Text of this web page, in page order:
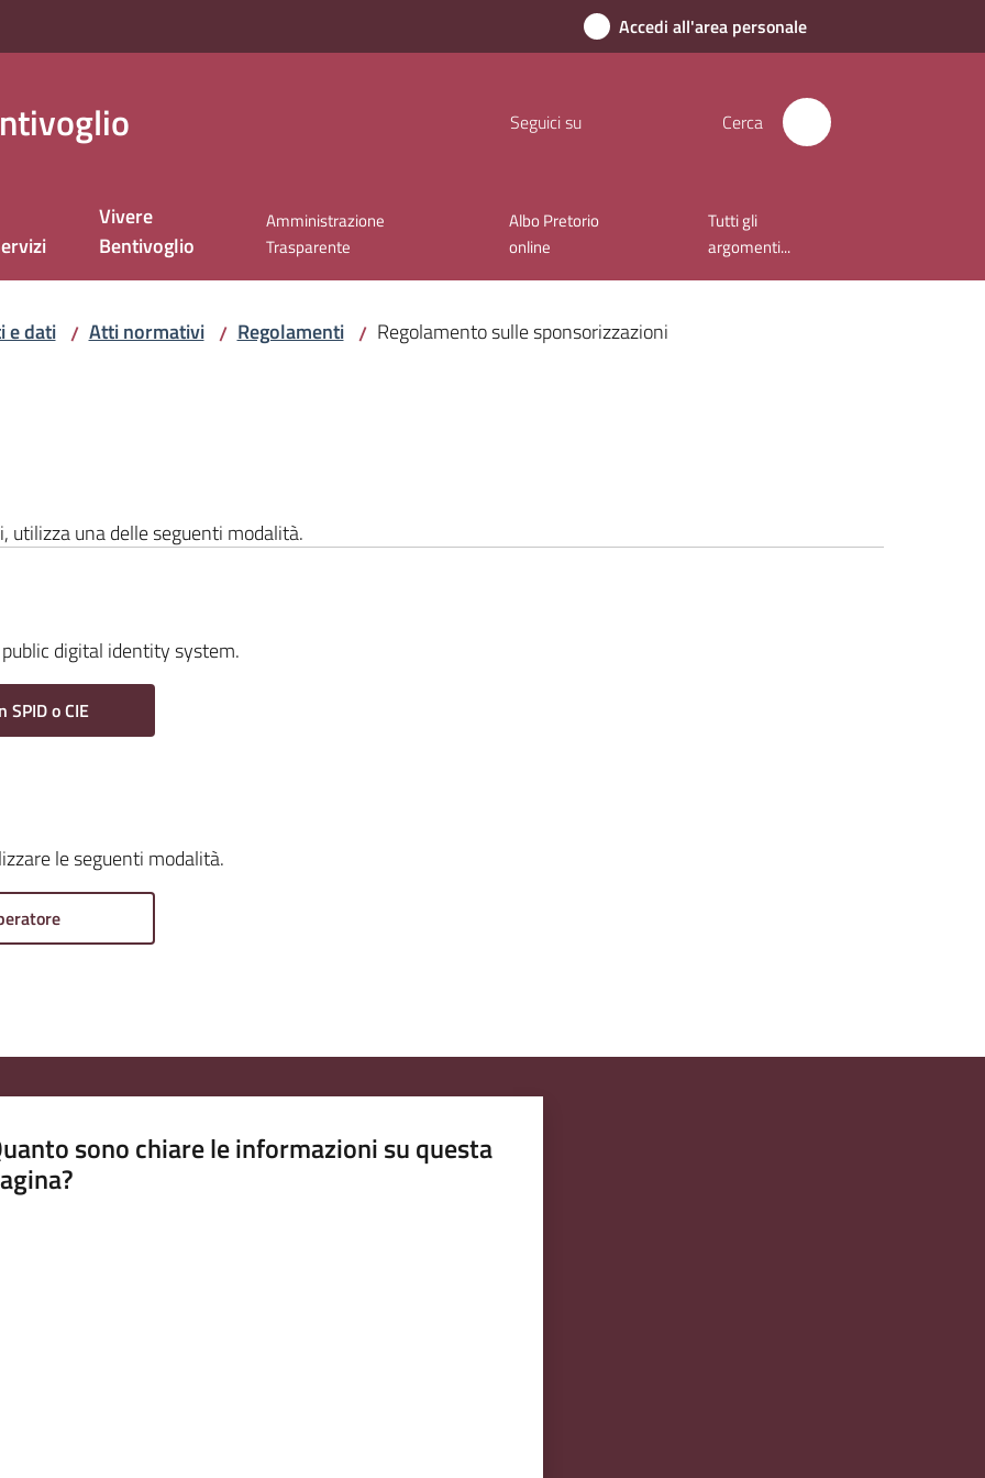
Accedi all'area personale
Seguici su Cerca
Vivere
Bentivoglio
Amministrazione
Trasparente
Albo Pretorio
online
Tutti gli
argomenti...
e dati / Atti normativi / Regolamenti / Regolamento sulle sponsorizzazioni
utilizza una delle seguenti modalità.
digital identity system.
SPID o CIE
le seguenti modalità.
sono chiare le informazioni su questa